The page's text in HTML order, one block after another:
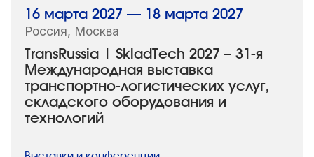
TransRussia | SkladTech 2027 – 31-я
Международная выставка
транспортно-логистических услуг,
складского оборудования и
технологий
16 марта 2027 — 18 марта 2027
Россия, Москва